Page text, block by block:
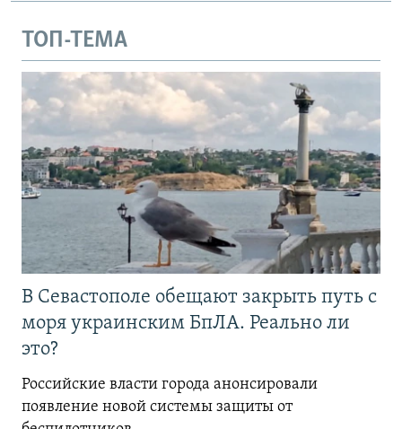
ТОП-ТЕМА
В Севастополе обещают закрыть путь с
моря украинским БпЛА. Реально ли
это?
Российские власти города анонсировали
появление новой системы защиты от